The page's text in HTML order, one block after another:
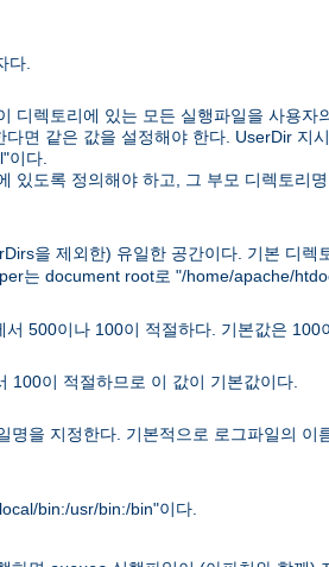
다.
렉토리에 있는 모든 실행파일을 사용자
면 같은 값을 설정해야 한다. UserDir 지
이다.
있도록 정의해야 하고, 그 부모 디렉토리
을 제외한) 유일한 공간이다. 기본 디렉
는 document root로 "/home/apache/
500이나 100이 적절하다. 기본값은 100
100이 적절하므로 이 값이 기본값이다.
을 지정한다. 기본적으로 로그파일의
bin:/usr/bin:/bin"이다.